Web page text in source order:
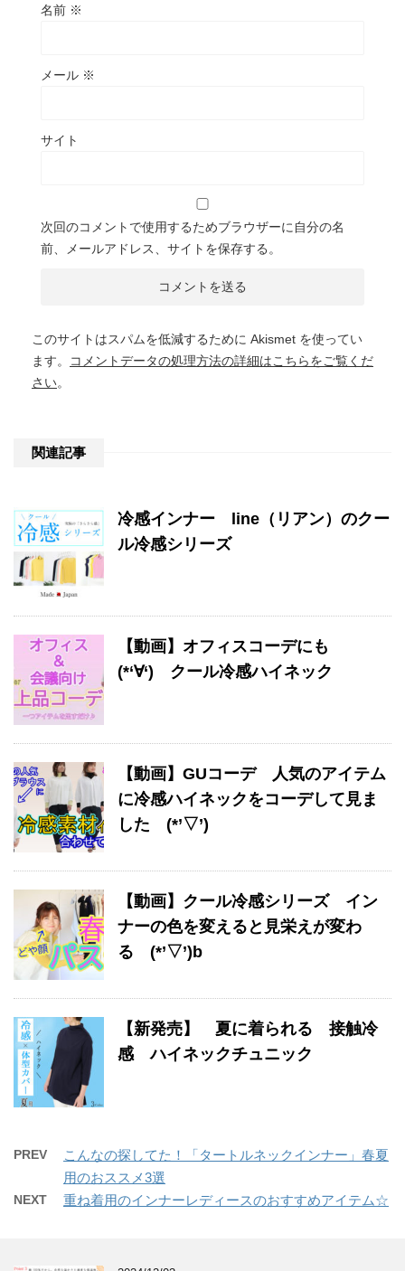
名前 ※
メール ※
サイト
次回のコメントで使用するためブラウザーに自分の名
前、メールアドレス、サイトを保存する。
このサイトはスパムを低減するために Akismet を使ってい
ます。
コメントデータの処理方法の詳細はこちらをご覧くだ
さい。
関連記事
冷感インナー line（リアン）のクー
ル冷感シリーズ
【動画】オフィスコーデにも
(*‘∀‘) クール冷感ハイネック
【動画】GUコーデ 人気のアイテム
に冷感ハイネックをコーデして見ま
した (*’▽’)
【動画】クール冷感シリーズ イン
ナーの色を変えると見栄えが変わ
る (*’▽’)b
【新発売】 夏に着られる 接触冷
感 ハイネックチュニック
PREV
こんなの探してた！「タートルネックインナー」春夏
用のおススメ3選
NEXT 重ね着用のインナーレディースのおすすめアイテム☆